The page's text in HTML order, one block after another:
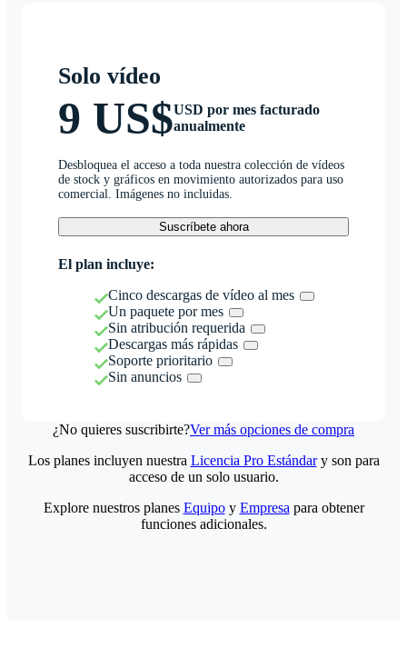
Solo vídeo
9 US$USD por mes facturado
anualmente
Desbloquea el acceso a toda nuestra colección de vídeos
de stock y gráficos en movimiento autorizados para uso
comercial. Imágenes no incluidas.
Suscríbete ahora
El plan incluye:
Cinco descargas de vídeo al mes
Un paquete por mes
Sin atribución requerida
Descargas más rápidas
Soporte prioritario
Sin anuncios
¿No quieres suscribirte?Ver más opciones de compra
Los planes incluyen nuestra Licencia Pro Estándary son para
acceso de un solo usuario.
Explore nuestros planes Equipoy Empresa para obtener
funciones adicionales.